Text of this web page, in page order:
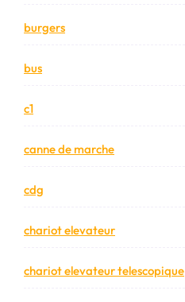
burgers
bus
c1
canne de marche
cdg
chariot elevateur
chariot elevateur telescopique